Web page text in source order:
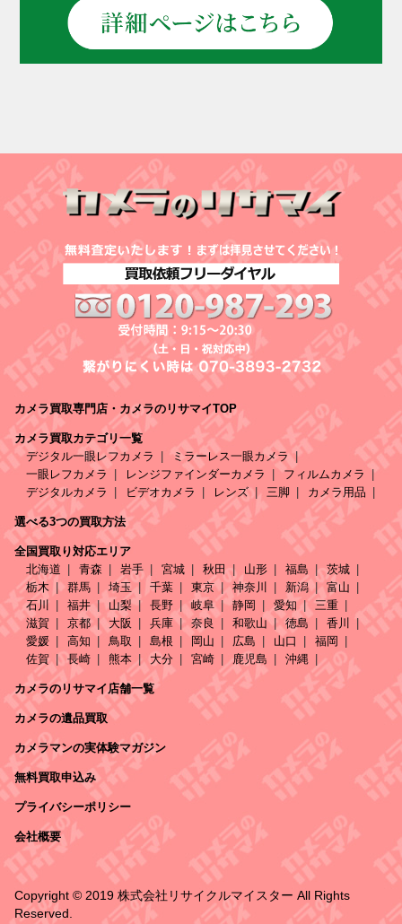
カメラ買取専門店・カメラのリサマイTOP
カメラ買取カテゴリ一覧
デジタル一眼レフカメラ
ミラーレス一眼カメラ
一眼レフカメラ
レンジファインダーカメラ
フィルムカメラ
デジタルカメラ
ビデオカメラ レンズ 三脚 カメラ用品
選べる3つの買取方法
全国買取り対応エリア
北海道
青森 岩手 宮城 秋田 山形 福島
茨城
栃木
群馬 埼玉 千葉 東京 神奈川 新潟
富山
石川
福井 山梨 長野 岐阜 静岡 愛知
三重
滋賀
京都 大阪 兵庫 奈良 和歌山 徳島
香川
愛媛
高知 鳥取 島根 岡山 広島 山口
福岡
佐賀
長崎 熊本 大分 宮崎 鹿児島 沖縄
カメラのリサマイ店舗一覧
カメラの遺品買取
カメラマンの実体験マガジン
無料買取申込み
プライバシーポリシー
会社概要
Copyright © 2019 株式会社リサイクルマイスター All Rights
Reserved.